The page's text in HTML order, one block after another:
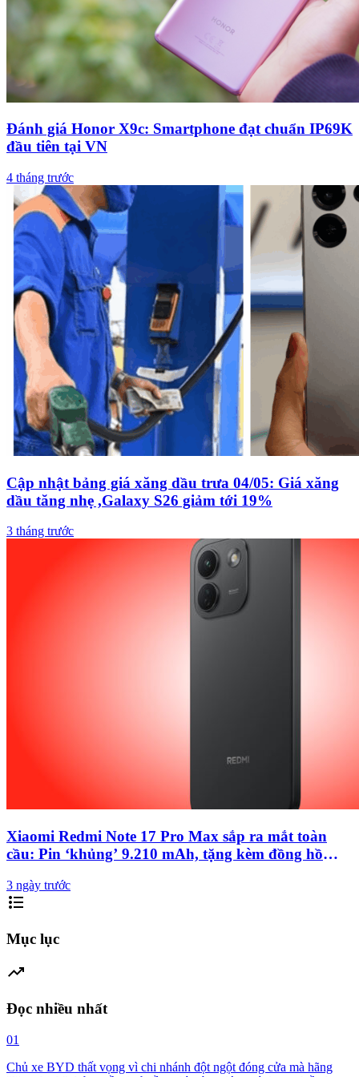
Đánh giá Honor X9c: Smartphone đạt chuẩn IP69K
đầu tiên tại VN
4 tháng trước
Cập nhật bảng giá xăng dầu trưa 04/05: Giá xăng
dầu tăng nhẹ ,Galaxy S26 giảm tới 19%
3 tháng trước
Xiaomi Redmi Note 17 Pro Max sắp ra mắt toàn
cầu: Pin ‘khủng’ 9.210 mAh, tặng kèm đồng hồ
3 ngày trước
format_list_bulleted
Mục lục
trending_up
Đọc nhiều nhất
01
Chủ xe BYD thất vọng vì chi nhánh đột ngột đóng cửa mà hãng